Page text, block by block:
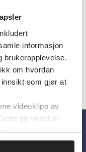
informasjon
brukeropplevelse.
om hvordan
som gjør at
videoklipp av
gir verdifull